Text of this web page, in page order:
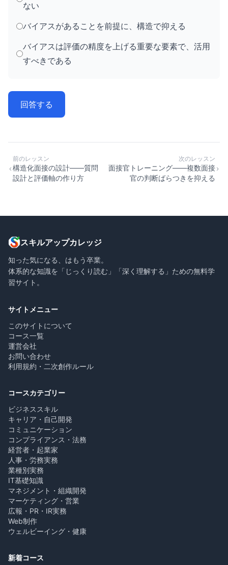
ない
バイアスがあることを前提に、構造で抑える
バイアスは評価の精度を上げる重要な要素で、活用
すべきである
回答する
前のレッスン
構造化面接の設計——質問
設計と評価軸の作り方
次のレッスン
面接官トレーニング——複数面接
官の判断ばらつきを抑える
スキルアップカレッジ
知った気になる、はもう卒業。
体系的な知識を「じっくり読む」「深く理解する」ための無料学
習サイト。
サイトメニュー
このサイトについて
コース一覧
運営会社
お問い合わせ
利用規約・二次創作ルール
コースカテゴリー
ビジネススキル
キャリア・自己開発
コミュニケーション
コンプライアンス・法務
経営者・起業家
人事・労務実務
業種別実務
IT基礎知識
マネジメント・組織開発
マーケティング・営業
広報・PR・IR実務
Web制作
ウェルビーイング・健康
新着コース